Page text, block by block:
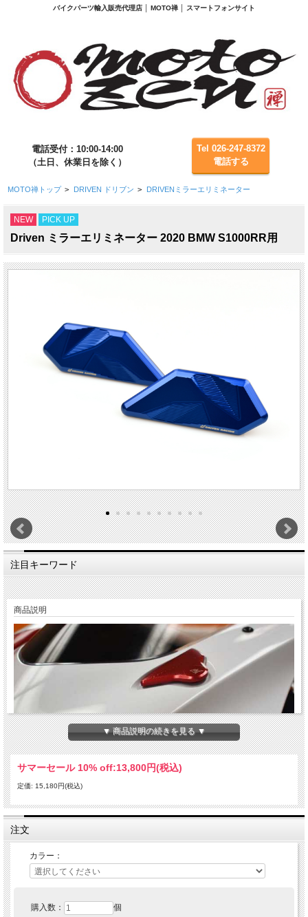
バイクパーツ輸入販売代理店 │ MOTO禅 │ スマートフォンサイト
電話受付：10:00-14:00
（土日、休業日を除く）
Tel 026-247-8372
電話する
MOTO禅トップ > DRIVEN ドリブン > DRIVENミラーエリミネーター
NEW PICK UP
Driven ミラーエリミネーター 2020 BMW S1000RR用
注目キーワード
商品説明
航空宇宙技術でも使用される強度の高い6061-T6アルミ材ビレット製。
▼ 商品説明の続きを見る ▼
サマーセール 10% off:13,800円(税込)
定価: 15,180円(税込)
注文
カラー：
購入数： 個